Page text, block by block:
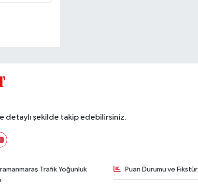
detaylı şekilde takip edebilirsiniz.
Trafik Yoğunluk
Puan Durumu ve Fikstür